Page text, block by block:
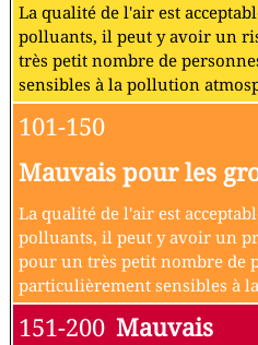
La qualité de l'air est
polluants, il peut y avoir un
très petit nombre de
sensibles à la pollution
101-150
Mauvais pour les
La qualité de l'air est
polluants, il peut y avoir un
pour un très petit nombre de
particulièrement sensibles à
151-200 Mauvais